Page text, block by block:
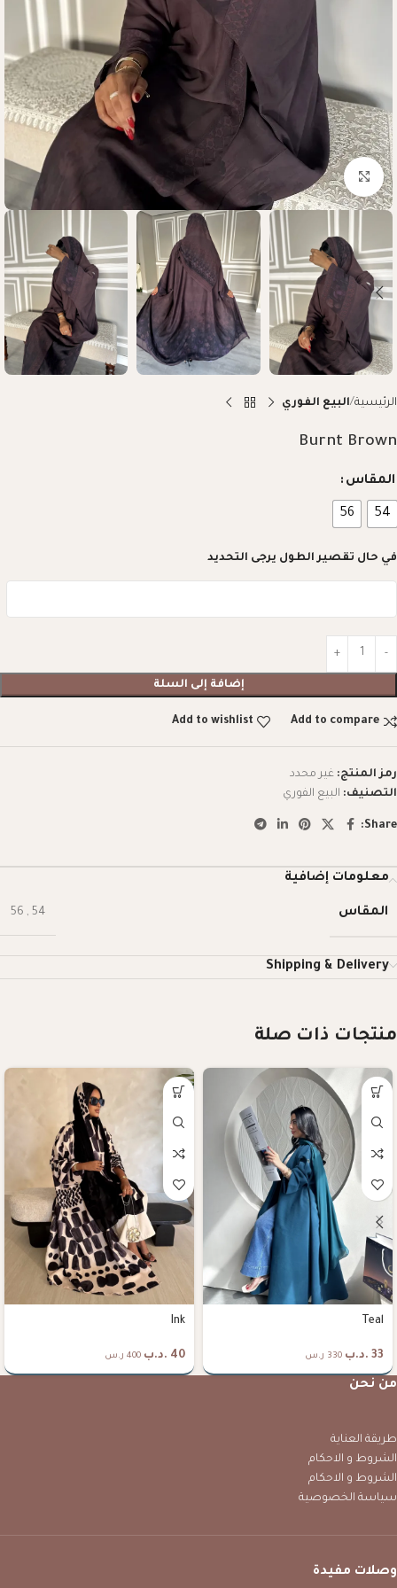
Click to enlarge
الرئيسية البيع الفوري
Burnt Brown
المقاس
54
56
في حال تقصير الطول يرجى التحديد
إضافة إلى السلة
Add to compare
Add to wishlist
رمز المنتج: غير محدد
التصنيف: البيع الفوري
Share:
معلومات إضافية
المقاس 54
,
56
Shipping & Delivery
منتجات ذات صلة
Teal
33 .د.ب 330 ر.س
Ink
40 .د.ب 400 ر.س
من نحن
طريقة العناية
الشروط و الاحكام
الشروط و الاحكام
سياسة الخصوصية
وصلات مفيدة